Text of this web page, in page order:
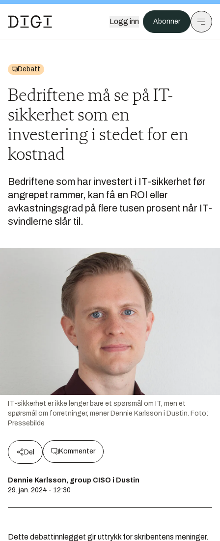
Logg inn Abonner
Debatt
Bedriftene må se på IT-
sikkerhet som en
investering i stedet for en
kostnad
Bedriftene som har investert i IT-sikkerhet før
angrepet rammer, kan få en ROI eller
avkastningsgrad på flere tusen prosent når IT-
svindlerne slår til.
IT-sikkerhet er ikke lenger bare et spørsmål om IT, men et
spørsmål om forretninger, mener Dennie Karlsson i Dustin. Foto:
Pressebilde
Del Kommenter
Dennie Karlsson, group CISO i Dustin
29. jan. 2024 - 12:30
Dette debattinnlegget gir uttrykk for skribentens meninger.